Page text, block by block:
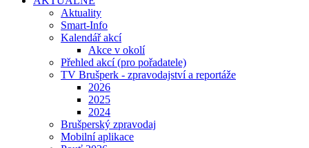
Aktuality
Smart-Info
Kalendář akcí
Akce v okolí
Přehled akcí (pro pořadatele)
TV Brušperk - zpravodajství a reportáže
2026
2025
2024
Brušperský zpravodaj
Mobilní aplikace